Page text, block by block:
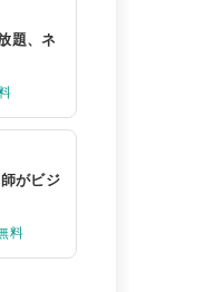
題、ネ
がビジ
料